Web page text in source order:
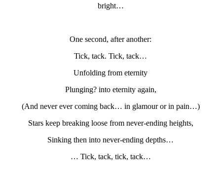
bright…
One second, after another:
Tick, tack. Tick, tack…
Unfolding from eternity
Plunging? into eternity again,
(And never ever coming back… in glamour or in pain…)
Stars keep breaking loose from never-ending heights,
Sinking then into never-ending depths…
… Tick, tack, tick, tack…